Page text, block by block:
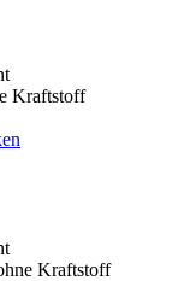
Kraftstoff
Kraftstoff